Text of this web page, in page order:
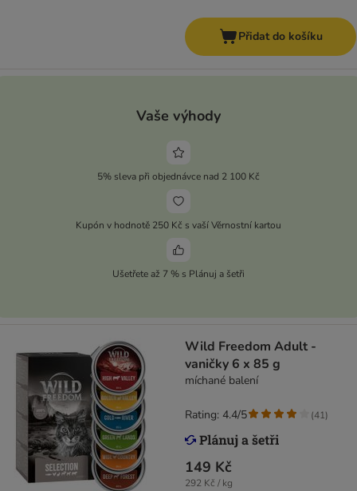
Přidat do košíku
Vaše výhody
5% sleva při objednávce nad 2 100 Kč
Kupón v hodnotě 250 Kč s vaší Věrnostní kartou
Ušetřete až 7 % s Plánuj a šetři
Wild Freedom Adult -
vaničky 6 x 85 g
míchané balení
149 Kč
292 Kč / kg
Rating: 4.4/5 (41)